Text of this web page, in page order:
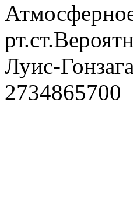
Луис-
2734865700